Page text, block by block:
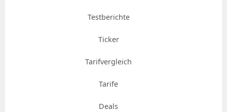
Testberichte
Ticker
Tarifvergleich
Tarife
Deals